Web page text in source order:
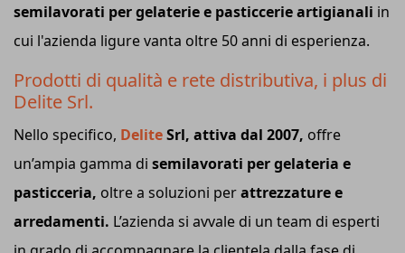
semilavorati per gelaterie e pasticcerie artigianali in
cui l'azienda ligure vanta oltre 50 anni di esperienza.
Prodotti di qualità e rete distributiva, i plus di
Delite Srl.
Nello specifico, DeliteSrl, attiva dal 2007, offre
un’ampia gamma di semilavorati per gelateria e
pasticceria, oltre a soluzioni perattrezzature e
arredamenti. L’azienda si avvale di un team di esperti